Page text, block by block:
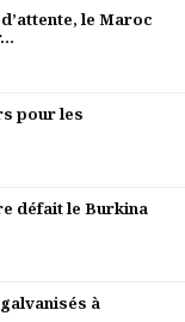
le Maroc
pour les
défait le Burkina
galvanisés à